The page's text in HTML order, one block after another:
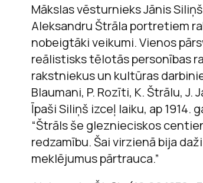
Mākslas vēsturnieks Jānis
Aleksandru Štrāla portretiem
nobeigtāki veikumi. Vienos
reālistisks tēlotās personības
rakstniekus un kultūras
Blaumani, P. Rozīti, K. Štrālu, J.
Īpaši Siliņš izceļ laiku, ap 1914.
“Štrāls še gleznieciskos
redzamību. Šai virzienā bija
meklējumus pārtrauca.”